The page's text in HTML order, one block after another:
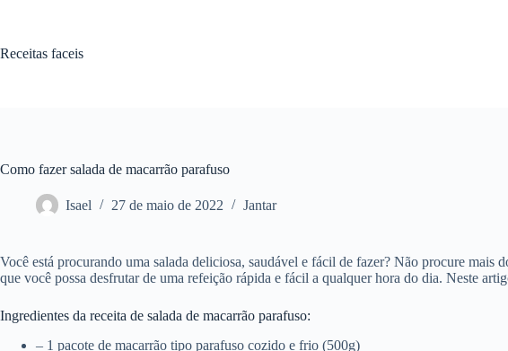
conteúdo
Receitas faceis
Como fazer salada de macarrão parafuso
Isael 27 de maio de 2022 Jantar
Você está procurando uma salada deliciosa, saudável e fácil de fazer? Não procure mais
que você possa desfrutar de uma refeição rápida e fácil a qualquer hora do dia. Neste
Ingredientes da receita de salada de macarrão parafuso:
– 1 pacote de macarrão tipo parafuso cozido e frio (500g)